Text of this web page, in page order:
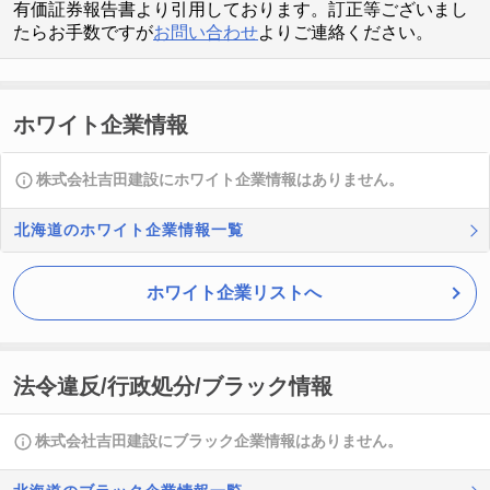
有価証券報告書より引用しております。訂正等ございまし
たらお手数ですがお問い合わせよりご連絡ください。
ホワイト企業情報
株式会社吉田建設にホワイト企業情報はありません。
北海道のホワイト企業情報一覧
ホワイト企業リストへ
法令違反/行政処分/ブラック情報
株式会社吉田建設にブラック企業情報はありません。